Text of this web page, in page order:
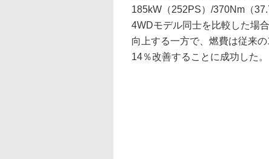
185kW（252PS）/370Nm（
4WDモデル同士を比較した場
向上する一方で、燃費は従来
14％改善することに成功した。